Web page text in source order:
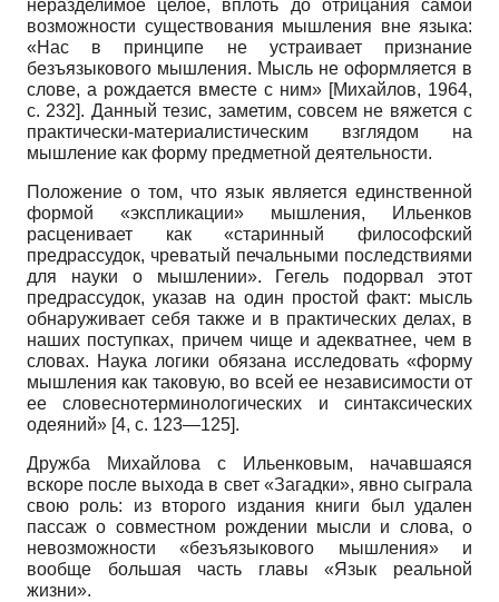
неразделимое целое, вплоть до отрицания самой
возможности существования мышления вне языка:
«Нас в принципе не устраивает признание
безъязыкового мышления. Мысль не оформляется в
слове, а рождается вместе с ним» [Михайлов, 1964,
с. 232]. Данный тезис, заметим, совсем не вяжется с
практически-материалистическим взглядом на
мышление как форму предметной деятельности.
Положение о том, что язык является единственной
формой «экспликации» мышления, Ильенков
расценивает как «старинный философский
предрассудок, чреватый печальными последствиями
для науки о мышлении». Гегель подорвал этот
предрассудок, указав на один простой факт: мысль
обнаруживает себя также и в практических делах, в
наших поступках, причем чище и адекватнее, чем в
словах. Наука логики обязана исследовать «форму
мышления как таковую, во всей ее независимости от
ее словесно­терминологических и синтаксических
одеяний» [4, с. 123—125].
Дружба Михайлова с Ильенковым, начавшаяся
вскоре после выхода в свет «Загадки», явно сыграла
свою роль: из второго издания книги был удален
пассаж о совместном рождении мысли и слова, о
невозможности «безъязыкового мышления» и
вообще большая часть главы «Язык реальной
жизни».